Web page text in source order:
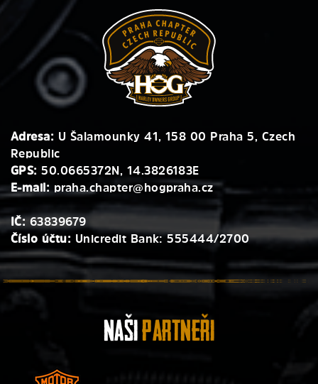
Adresa: U Šalamounky 41, 158 00 Praha 5, Czech
Republic
GPS: 50.0665372N, 14.3826183E
E-mail: praha.chapter@hogpraha.cz
IČ: 63839679
Číslo účtu: Unicredit Bank: 555444/2700
NašiPartneři